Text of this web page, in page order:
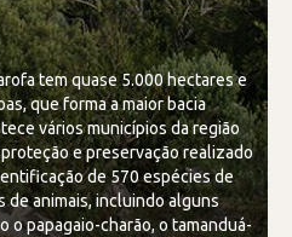
tem quase 5.000 hectares e
que forma a maior bacia
vários municípios da região
e preservação realizado
de 570 espécies de
de animais, incluindo alguns
o papagaio-charão, o tamanduá-